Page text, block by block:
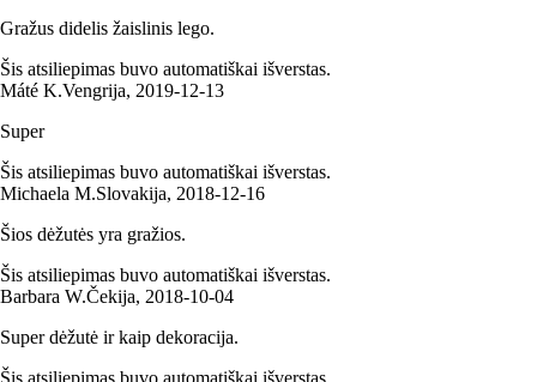
Gražus didelis žaislinis lego.
Šis atsiliepimas buvo automatiškai išverstas.
Máté K.Vengrija, 2019‑12‑13
Super
Šis atsiliepimas buvo automatiškai išverstas.
Michaela M.Slovakija, 2018‑12‑16
Šios dėžutės yra gražios.
Šis atsiliepimas buvo automatiškai išverstas.
Barbara W.Čekija, 2018‑10‑04
Super dėžutė ir kaip dekoracija.